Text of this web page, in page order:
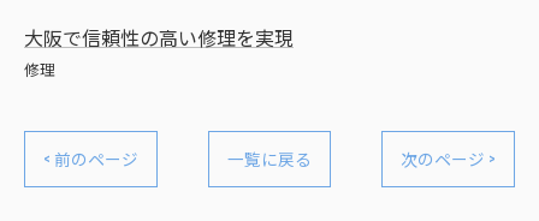
大阪で信頼性の高い修理を実現
修理
< 前のページ 一覧に戻る 次のページ >